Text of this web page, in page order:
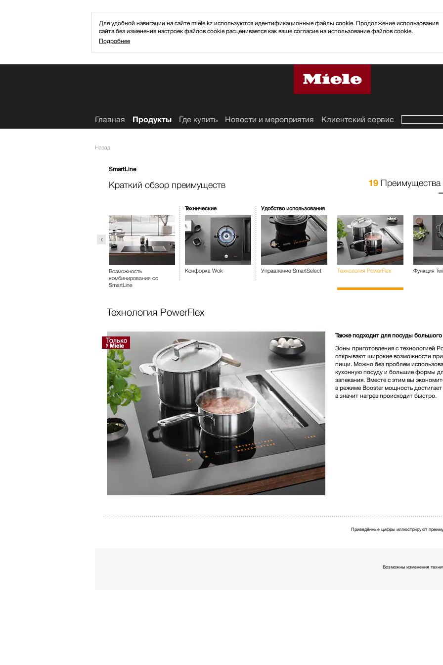
Для удобной навигации на сайте miele.kz используются идентификационные файлы cookie. Продолжение использования
сайта без изменения настроек файлов cookie расценивается как ваше согласие на использование файлов cookie.
Подробнее
Назад
Краткий обзор преимуществ
SmartLine
19 Преимущества
Возможность
комбинирования со
SmartLine
Технические
характеристики
Конфорка Wok
Удобство использования
Управление SmartSelect Технология PowerFlex Функция
Технология PowerFlex
Также подходит для посуды большого
Зоны приготовления с технологией
открывают широкие возможности
пищи. Можно без проблем
кухонную посуду и большие формы
запекания. Вместе с этим вы
в режиме Booster мощность достигает
а значит нагрев происходит быстро.
Приведённые цифры иллюстрируют
Возможны изменения
Главная Продукты Где купить Новости и мероприятия Клиентский сервис